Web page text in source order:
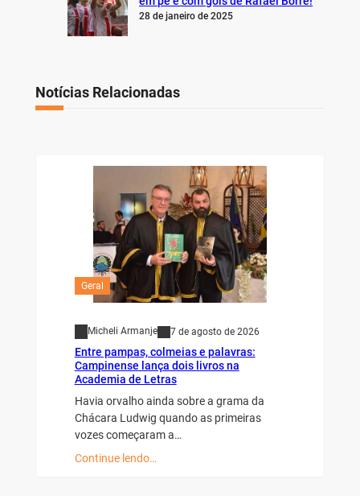
28 de janeiro de 2025
Notícias Relacionadas
Geral
Micheli Armanje 7 de agosto de 2026
Entre pampas, colmeias e palavras:
Campinense lança dois livros na
Academia de Letras
Havia orvalho ainda sobre a grama da
Chácara Ludwig quando as primeiras
vozes começaram a…
Continue lendo…